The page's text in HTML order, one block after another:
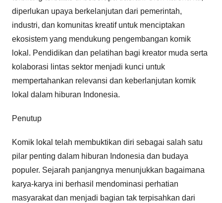
diperlukan upaya berkelanjutan dari pemerintah,
industri, dan komunitas kreatif untuk menciptakan
ekosistem yang mendukung pengembangan komik
lokal. Pendidikan dan pelatihan bagi kreator muda serta
kolaborasi lintas sektor menjadi kunci untuk
mempertahankan relevansi dan keberlanjutan komik
lokal dalam hiburan Indonesia.
Penutup
Komik lokal telah membuktikan diri sebagai salah satu
pilar penting dalam hiburan Indonesia dan budaya
populer. Sejarah panjangnya menunjukkan bagaimana
karya-karya ini berhasil mendominasi perhatian
masyarakat dan menjadi bagian tak terpisahkan dari